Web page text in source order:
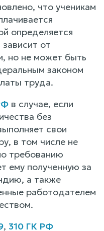
что ученикам
определяется
от
но не может быть
законом
труда.
в случае, если
без
свои
в том числе не
требованию
ему полученную за
а также
работодателем
, 310 ГК РФ